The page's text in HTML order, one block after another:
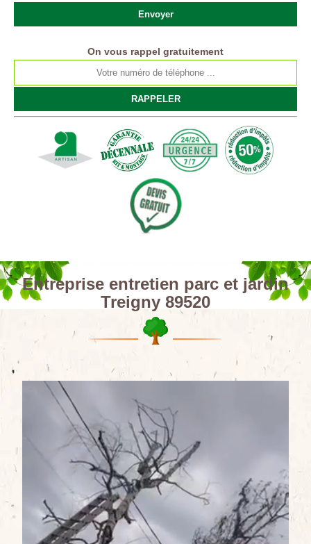
On vous rappel gratuitement
Entreprise entretien parc et jardin
Treigny 89520